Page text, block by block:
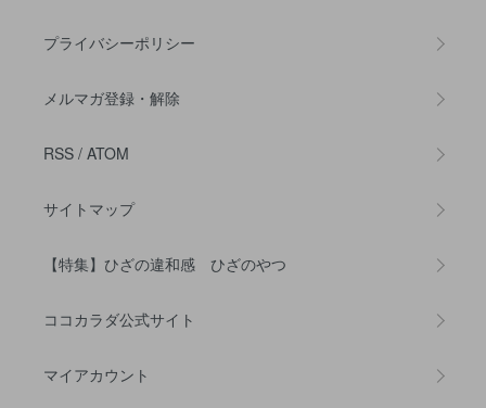
プライバシーポリシー
メルマガ登録・解除
RSS / ATOM
サイトマップ
【特集】ひざの違和感 ひざのやつ
ココカラダ公式サイト
マイアカウント